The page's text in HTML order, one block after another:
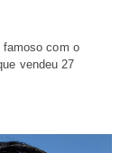
famoso com o
vendeu 27